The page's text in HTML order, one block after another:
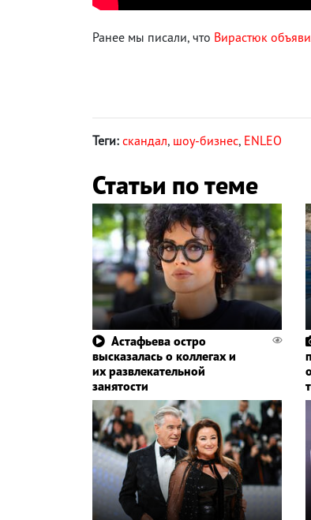
Ранее мы писали, что Вирастюк
Теги: скандал, шоу-бизнес, ENLEO
Статьи по теме
Астафьева остро
высказалась о коллегах и
их развлекательной
занятости